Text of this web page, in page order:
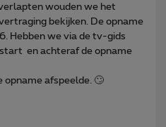
wouden we het
bekijken. De opname
Hebben we via de tv-gids
en achteraf de opname
opname afspeelde. 🙄